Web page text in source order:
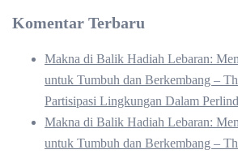
Komentar Terbaru
Makna di Balik Hadiah Lebaran:
untuk Tumbuh dan Berkembang –
Partisipasi Lingkungan Dalam
Makna di Balik Hadiah Lebaran:
untuk Tumbuh dan Berkembang –